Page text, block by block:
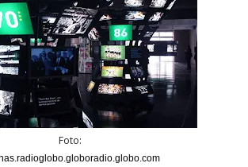
Foto: